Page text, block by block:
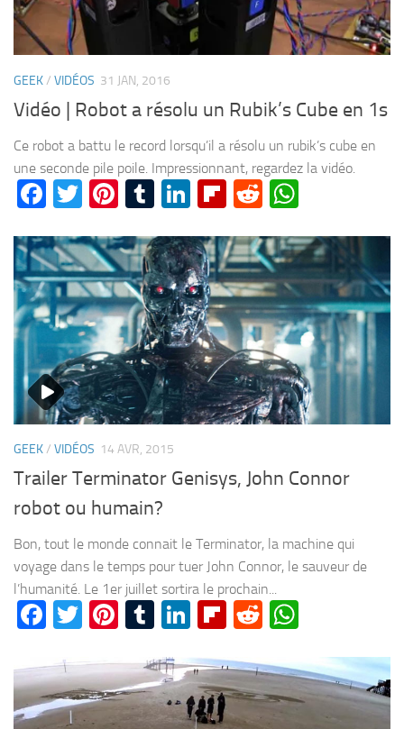
GEEK/ VIDÉOS 31 JAN, 2016
Vidéo | Robot a résolu un Rubik’s Cube en 1s
Ce robot a battu le record lorsqu’il a résolu un rubik’s cube en
une seconde pile poile. Impressionnant, regardez la vidéo.
Facebook
Twitter
Pinterest
Tumblr
LinkedIn
Flipboard
Reddit
GEEK/ VIDÉOS 14 AVR, 2015
Trailer Terminator Genisys, John Connor
robot ou humain?
Bon, tout le monde connait le Terminator, la machine qui
voyage dans le temps pour tuer John Connor, le sauveur de
l’humanité. Le 1er juillet sortira le prochain...
Facebook
TwitterPinterest
TumblrLinkedIn
Flipboard
Reddit